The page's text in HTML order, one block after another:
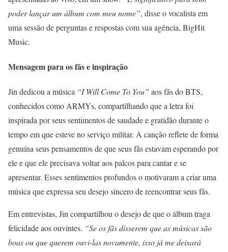
poder lançar um álbum com meu nome”, disse o vocalista em
uma sessão de perguntas e respostas com sua agência, BigHit
Music.
Mensagem para os fãs e inspiração
Jin dedicou a música “I Will Come To You” aos fãs do BTS,
conhecidos como ARMYs, compartilhando que a letra foi
inspirada por seus sentimentos de saudade e gratidão durante o
tempo em que esteve no serviço militar. A canção reflete de forma
genuína seus pensamentos de que seus fãs estavam esperando por
ele e que ele precisava voltar aos palcos para cantar e se
apresentar. Esses sentimentos profundos o motivaram a criar uma
música que expressa seu desejo sincero de reencontrar seus fãs.
Em entrevistas, Jin compartilhou o desejo de que o álbum traga
felicidade aos ouvintes. “Se os fãs disserem que as músicas são
boas ou que querem ouvi-las novamente, isso já me deixará